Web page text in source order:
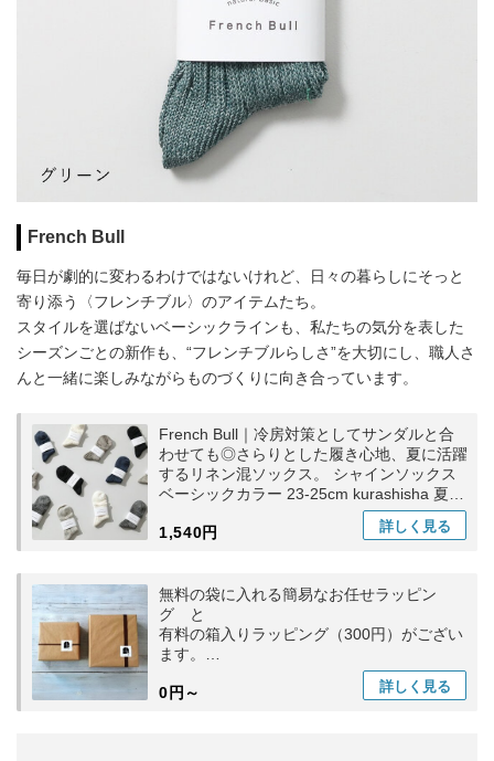
French Bull
毎日が劇的に変わるわけではないけれど、日々の暮らしにそっと
寄り添う〈フレンチブル〉のアイテムたち。
スタイルを選ばないベーシックラインも、私たちの気分を表した
シーズンごとの新作も、“フレンチブルらしさ”を大切にし、職人さ
んと一緒に楽しみながらものづくりに向き合っています。
French Bull｜冷房対策としてサンダルと合
わせても◎さらりとした履き心地、夏に活躍
するリネン混ソックス。 シャインソックス
ベーシックカラー 23-25cm kurashisha 夏の
1,540円
詳しく 見る
無料の袋に入れる簡易なお任せラッピン
グ と
有料の箱入りラッピング（300円）がござい
ます。
0円～
詳しく 見る